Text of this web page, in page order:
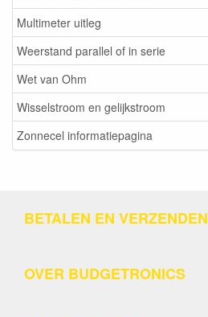
Multimeter uitleg
Weerstand parallel of in serie
Wet van Ohm
Wisselstroom en gelijkstroom
Zonnecel informatiepagina
BETALEN EN VERZENDEN
OVER BUDGETRONICS